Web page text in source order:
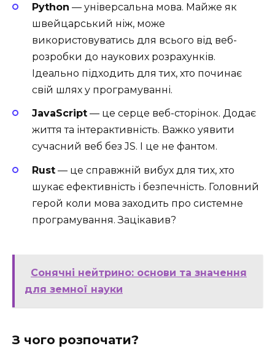
Python — універсальна мова. Майже як
швейцарський ніж, може
використовуватись для всього від веб-
розробки до наукових розрахунків.
Ідеально підходить для тих, хто починає
свій шлях у програмуванні.
JavaScript — це серце веб-сторінок. Додає
життя та інтерактивність. Важко уявити
сучасний веб без JS. І це не фантом.
Rust — це справжній вибух для тих, хто
шукає ефективність і безпечність. Головний
герой коли мова заходить про системне
програмування. Зацікавив?
Сонячні нейтрино: основи та значення
для земної науки
З чого розпочати?